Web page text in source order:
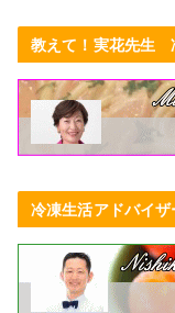
教えて！実花先生
冷凍生活アドバイ